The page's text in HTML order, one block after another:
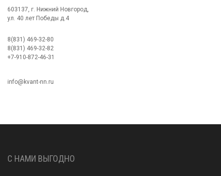
603137, г. Нижний Новгород,
ул. 40 лет Победы д.4
8(831) 469-32-80
8(831) 469-32-82
+7-910-872-46-31
info@kvant-nn.ru
С НАМИ ВЫГОДНО